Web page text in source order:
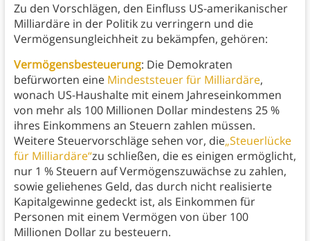
Zu den Vorschlägen, den Einfluss US-amerikanischer
Milliardäre in der Politik zu verringern und die
Vermögensungleichheit zu bekämpfen, gehören:
Vermögensbesteuerung: Die Demokraten
befürworten eine Mindeststeuer für Milliardäre,
wonach US-Haushalte mit einem Jahreseinkommen
von mehr als 100 Millionen Dollar mindestens 25 %
ihres Einkommens an Steuern zahlen müssen.
Weitere Steuervorschläge sehen vor, die„Steuerlücke
für Milliardäre“zu schließen, die es einigen ermöglicht,
nur 1 % Steuern auf Vermögenszuwächse zu zahlen,
sowie geliehenes Geld, das durch nicht realisierte
Kapitalgewinne gedeckt ist, als Einkommen für
Personen mit einem Vermögen von über 100
Millionen Dollar zu besteuern.